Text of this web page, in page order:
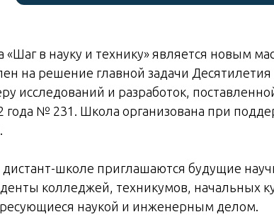
«Шаг в науку и технику» является новым
на решение главной задачи
исследований и разработок,
№ 231. Школа организована при
дистант-школе приглашаются будущие
колледжей, техникумов, начальных
наукой и инженерным делом.